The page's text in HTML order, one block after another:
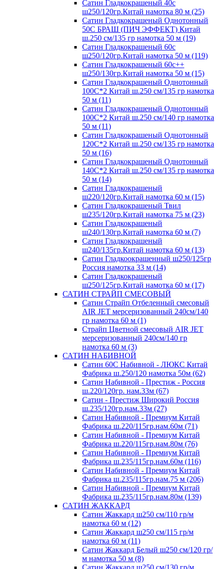
Сатин Гладкокрашеный 40с
ш250/120гр.Китай намотка 80 м (25)
Сатин Гладкокрашеный Однотонный
50С БРАШ (ПИЧ ЭФФЕКТ) Китай
ш.250 см/135 гр намотка 50 м (19)
Сатин Гладкокрашеный 60с
ш250/120гр.Китай намотка 50 м (119)
Сатин Гладкокрашеный 60с++
ш250/130гр.Китай намотка 50 м (15)
Сатин Гладкокрашеный Однотонный
100С*2 Китай ш.250 см/135 гр намотка
50 м (11)
Сатин Гладкокрашеный Однотонный
100С*2 Китай ш.250 см/140 гр намотка
50 м (11)
Сатин Гладкокрашеный Однотонный
120С*2 Китай ш.250 см/135 гр намотка
50 м (16)
Сатин Гладкокрашеный Однотонный
140С*2 Китай ш.250 см/135 гр намотка
50 м (14)
Сатин Гладкокрашеный
ш220/120гр.Китай намотка 60 м (15)
Сатин Гладкокрашеный Твил
ш235/120гр.Китай намотка 75 м (23)
Сатин Гладкокрашеный
ш240/130гр.Китай намотка 60 м (7)
Сатин Гладкокрашеный
ш240/135гр.Китай намотка 60 м (13)
Сатин Гладкоокрашенный ш250/125гр
Россия намотка 33 м (14)
Сатин Гладкокрашеный
ш250/125гр.Китай намотка 60 м (17)
САТИН СТРАЙП СМЕСОВЫЙ
Сатин Страйп Отбеленный смесовый
AIR JET мерсеризованный 240см/140
гр намотка 60 м (1)
Страйп Цветной смесовый AIR JET
мерсеризованный 240см/140 гр
намотка 60 м (3)
САТИН НАБИВНОЙ
Сатин 60С Набивной - ЛЮКС Китай
Фабрика ш.250/120 намотка 50м (62)
Сатин Набивной - Престиж - Россия
ш.220/120гр. нам.33м (67)
Сатин - Престиж Широкий Россия
ш.235/120гр.нам.33м (27)
Сатин Набивной - Премиум Китай
Фабрика ш.220/115гр.нам.60м (71)
Сатин Набивной - Премиум Китай
Фабрика ш.220/115гр.нам.80м (76)
Сатин Набивной - Премиум Китай
Фабрика ш.235/115гр.нам.60м (116)
Сатин Набивной - Премиум Китай
Фабрика ш.235/115гр.нам.75 м (206)
Сатин Набивной - Премиум Китай
Фабрика ш.235/115гр.нам.80м (139)
САТИН ЖАККАРД
Сатин Жаккард ш250 см/110 гр/м
намотка 60 м (12)
Сатин Жаккард ш250 см/115 гр/м
намотка 60 м (11)
Сатин Жаккард Белый ш250 см/120 гр/
м намотка 50 м (8)
Сатин Жаккард ш250 см/130 гр/м